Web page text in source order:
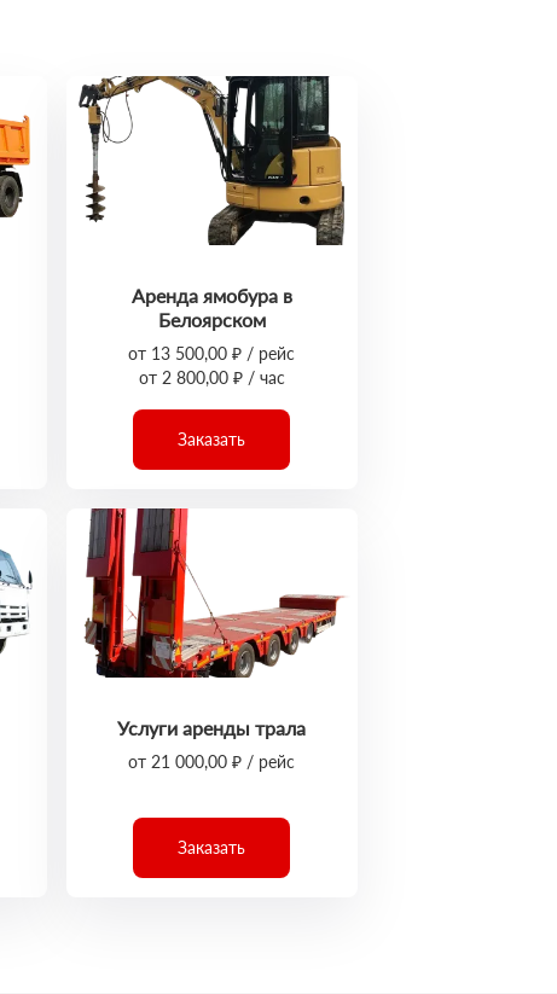
Аренда ямобура в
Белоярском
от 13 500,00 ₽ / рейс
от 2 800,00 ₽ / час
Заказать
Услуги аренды трала
от 21 000,00 ₽ / рейс
Заказать